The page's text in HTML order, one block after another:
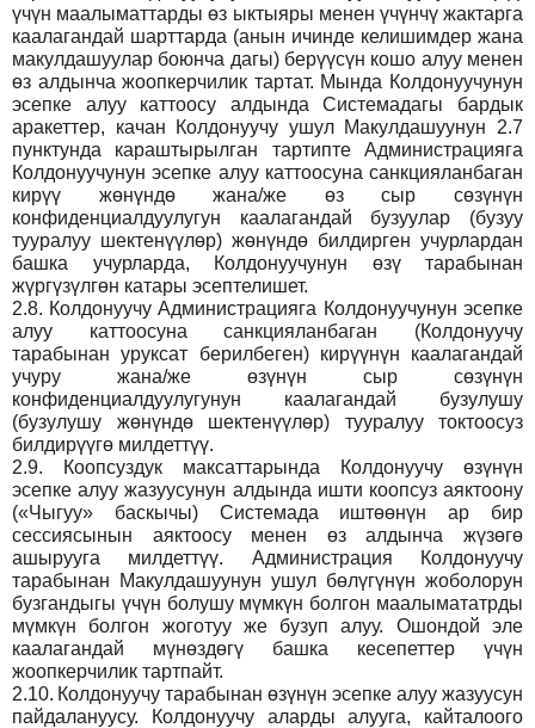
үчүн маалыматтарды өз ыктыяры менен үчүнчү жактарга
каалагандай шарттарда (анын ичинде келишимдер жана
макулдашуулар боюнча дагы) берүүсүн кошо алуу менен
өз алдынча жоопкерчилик тартат. Мында Колдонуучунун
эсепке алуу каттоосу алдында Системадагы бардык
аракеттер, качан Колдонуучу ушул Макулдашуунун 2.7
пунктунда караштырылган тартипте Администрацияга
Колдонуучунун эсепке алуу каттоосуна санкцияланбаган
кирүү жөнүндө жана/же өз сыр сөзүнүн
конфиденциалдуулугун каалагандай бузуулар (бузуу
тууралуу шектенүүлөр) жөнүндө билдирген учурлардан
башка учурларда, Колдонуучунун өзү тарабынан
жүргүзүлгөн катары эсептелишет.
2.8. Колдонуучу Администрацияга Колдонуучунун эсепке
алуу каттоосуна санкцияланбаган (Колдонуучу
тарабынан уруксат берилбеген) кирүүнүн каалагандай
учуру жана/же өзүнүн сыр сөзүнүн
конфиденциалдуулугунун каалагандай бузулушу
(бузулушу жөнүндө шектенүүлөр) тууралуу токтоосуз
билдирүүгө милдеттүү.
2.9.
Коопсуздук максаттарында Колдонуучу өзүнүн
эсепке алуу жазуусунун алдында ишти коопсуз аяктоону
(«Чыгуу» баскычы) Системада иштөөнүн ар бир
сессиясынын аяктоосу менен өз алдынча жүзөгө
ашырууга милдеттүү. Администрация Колдонуучу
тарабынан Макулдашуунун ушул бөлүгүнүн жоболорун
бузгандыгы үчүн болушу мүмкүн болгон маалымататрды
мүмкүн болгон жоготуу же бузуп алуу. Ошондой эле
каалагандай мүнөздөгү башка кесепеттер үчүн
жоопкерчилик тартпайт.
2.10. Колдонуучу тарабынан өзүнүн эсепке алуу жазуусун
пайдалануусу. Колдонуучу аларды алууга, кайталоого